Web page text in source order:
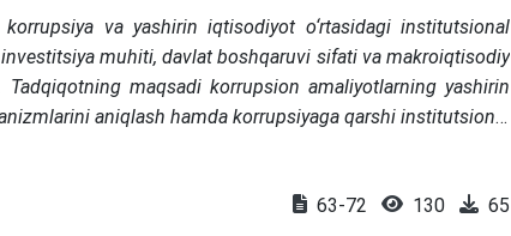
korrupsiya va yashirin iqtisodiyot o‘rtasidagi institutsional
muhiti, davlat boshqaruvi sifati va makroiqtisodiy
Tadqiqotning maqsadi korrupsion amaliyotlarning yashirin
aniqlash hamda korrupsiyaga qarshi institutsional
iqtisodiy-statistik tahlil, huquqiy-institutsional tahlil va
foydalanildi. Empirik baza sifatida 2017–2025-yillardagi
63-72 130 65